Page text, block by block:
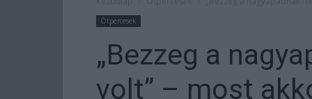
Ötpercesek
„Bezzeg a
volt” – most